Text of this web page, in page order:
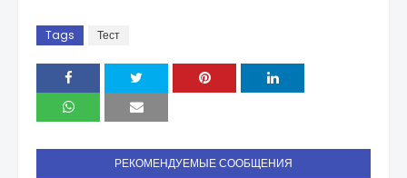
Tags Тест
РЕКОМЕНДУЕМЫЕ СООБЩЕНИЯ